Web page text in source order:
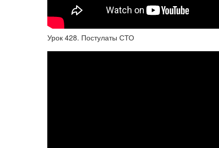
Урок 428. Постулаты СТО